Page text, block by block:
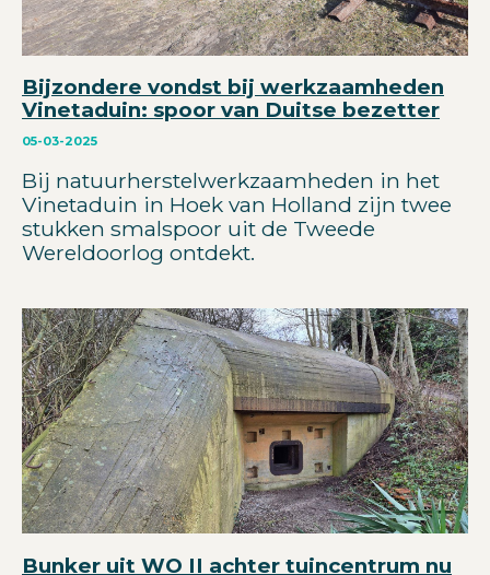
Bijzondere vondst bij werkzaamheden
Vinetaduin: spoor van Duitse bezetter
05-03-2025
Bij natuurherstelwerkzaamheden in het
Vinetaduin in Hoek van Holland zijn twee
stukken smalspoor uit de Tweede
Wereldoorlog ontdekt.
Bunker uit WO II achter tuincentrum nu